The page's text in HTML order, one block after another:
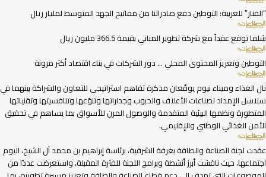
“الفنار” للعربية: التوطين دفع صادراتنا من مفاتيح الجهد المتوسط لمليار ريال
شلفا توقع عقداً مع شركة تطوير المباني بقيمة 366.5 مليون ريال
التوطين وتعزيز المحتوى المحلي … دور الشركات في بناء اقتصاد أكثر مرونة
نال الغذاء وميناء نيوم يوقّعان مذكرة تفاهم استراتيجي للتعاون والشراكة بينهما في
سلاسل الإمداد لصناعات الأعلاف والحبوب وجداراتها وتنوّعها وتنافسيتها وتقنياتها
المتطورة ونظمها البيئية المتقدمة والوصول المرن للأسواق بما يساهم في تحقيق
الأمن الغذائي الوطني والإقليمي.
عقدت لجنة الصناعة والطاقة بغرفة الشرقية، برئاسة إبراهيم بن محمد آل الشيخ، اليوم
اجتماعها، حيث ناقشت أبرز أنشطة وبرامج اللجنة للفترة المقبلة، واستعرضت عددًا من